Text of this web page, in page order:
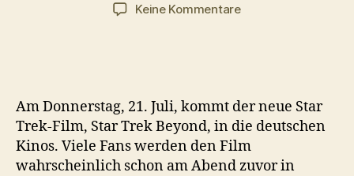
Keine Kommentarezu
startet
der
neue
Film
Am Donnerstag, 21. Juli, kommt der neue Star
Trek-Film, Star Trek Beyond, in die deutschen
Kinos. Viele Fans werden den Film
wahrscheinlich schon am Abend zuvor in